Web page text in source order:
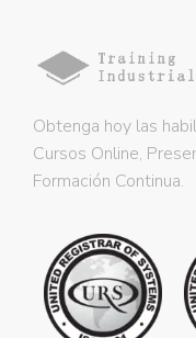
Obtenga hoy las
Cursos Online,
Formación Continua.